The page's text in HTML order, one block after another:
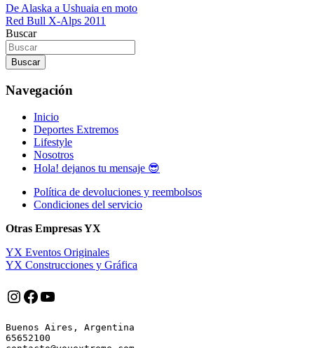
Navegación
de
entradas
De Alaska a Ushuaia en moto
Red Bull X-Alps 2011
Buscar
Buscar
Navegación
Inicio
Deportes Extremos
Lifestyle
Nosotros
Hola! dejanos tu mensaje 😎
Política de devoluciones y reembolsos
Condiciones del servicio
Otras Empresas YX
YX Eventos Originales
YX Construcciones y Gráfica
Instagram
Facebook
YouTube
Buenos Aires, Argentina
65652100